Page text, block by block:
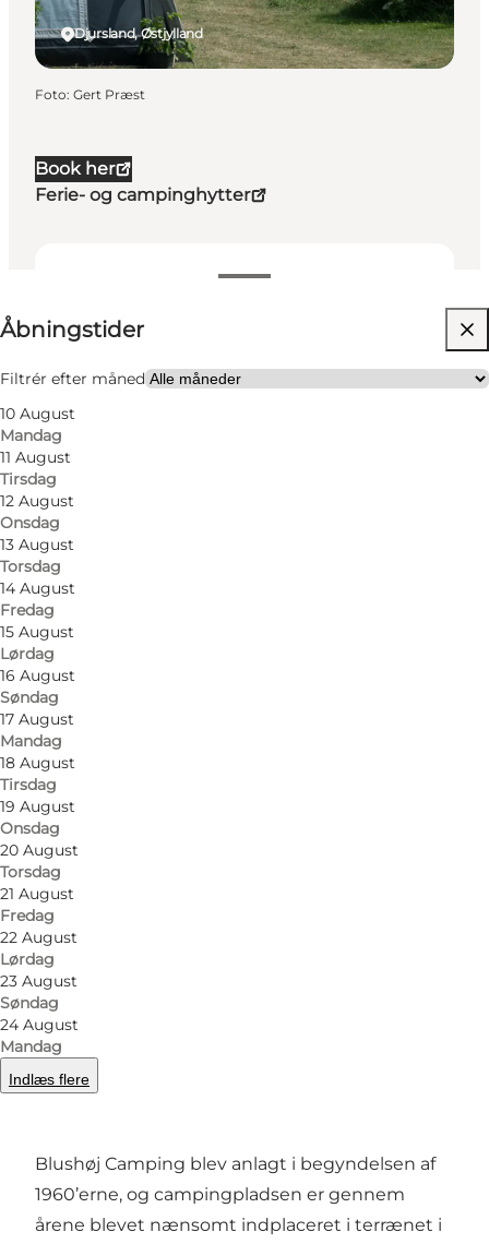
Book her
Ferie- og campinghytter
Åbningstider
Filtrér efter måned
10 August
Mandag
11 August
Tirsdag
12 August
Onsdag
13 August
Torsdag
14 August
Fredag
15 August
Lørdag
16 August
Søndag
17 August
Mandag
18 August
Tirsdag
19 August
Onsdag
20 August
Torsdag
21 August
Fredag
22 August
Lørdag
23 August
Søndag
24 August
Mandag
Indlæs flere
Besøg hjemmeside
Min partner, Venner, Børn
Djursland, Østjylland
Foto: Gert Præst
Foto
En charmerende campingplads i rolige
Blushøj Camping blev anlagt i begyndelsen af
1960’erne, og campingpladsen er gennem
årene blevet nænsomt indplaceret i terrænet i